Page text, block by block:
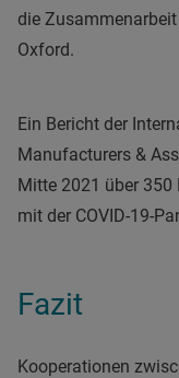
die
Oxford.
Ein Bericht der
Manufacturers &
Mitte 2021 über
mit der COVID-19-
Fazit
Kooperationen